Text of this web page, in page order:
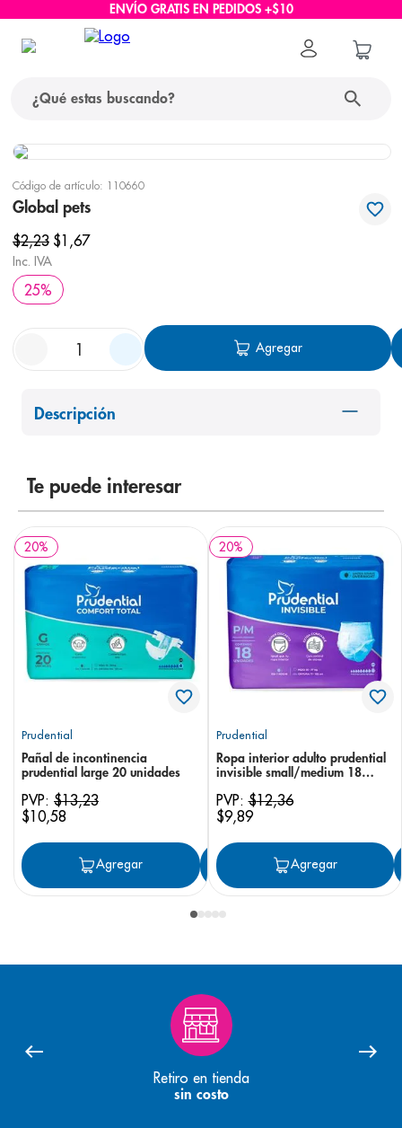
ENVÍO GRATIS EN PEDIDOS +$10
Código de artículo: 110660
Global pets
$2,23 $1 ,67
Inc. IVA
25%
Agregar
Descripción
Te puede interesar
20%
Prudential
Pañal de incontinencia
prudential large 20 unidades
PVP: $13,23
$10,58
Agregar Agregar
20%
Prudential
Ropa interior adulto prudential
invisible small/medium 18
PVP:$12,36
$9,89
Agregar
Retiro en tienda
sin costo
términos más buscados
1. protector solar
2. pañales
3.
4. cerave
5. nivea
bioderma
8. pediasure
10.prueba embarazo